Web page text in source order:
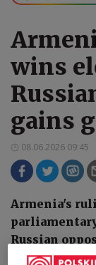
wins
gains
08.06.2026 09:45
Armenia's
Russian
than-